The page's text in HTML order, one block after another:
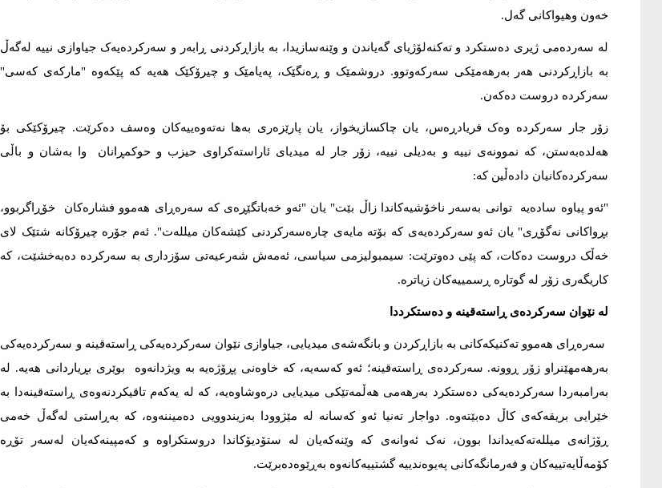
خەون وهیواکانی گەل.
لە سەردەمی ژیری دەستکرد و تەکنەلۆژیای گەیاندن و وێنەسازیدا، بە بازاڕکردنی ڕابەر و سەرکردەیەک جیاوازی نییە لەگەڵ
بە بازاڕکردنی هەر بەرهەمێکی سەرکەوتوو. دروشمێک و ڕەنگێک، پەیامێک و چیرۆکێک هەیە کە پێکەوە "مارکەی کەسی"
سەرکردە دروست دەکەن.
زۆر جار سەرکردە وەک فریادڕەس، یان چاکسازیخواز، یان پارێزەری بەها نەتەوەییەکان وەسف دەکرێت. چیرۆکێکی بۆ
هەلدەبەستن، کە نموونەی نییە و بەدیلی نییە، زۆر جار لە میدیای ئاراستەکراوی حیزب و حوکمڕانان وا بەشان و باڵی
سەرکردەکانیان دادەڵین کە:
"ئەو پیاوە سادەیە توانی بەسەر ناخۆشیەکاندا زاڵ بێت" یان "ئەو خەباتگێڕەی کە سەرەڕای هەموو فشارەکان خۆڕاگربوو،
بڕواکانی نەگۆڕی" یان ئەو سەرکردەیەی کە بۆتە مایەی چارەسەرکردنی کێشەکان میللەت". ئەم جۆرە چیرۆکانە شتێک لای
خەڵک دروست دەکات، کە پێی دەوترێت: سیمبولیزمی سیاسی، ئەمەش شەرعیەتی سۆزداری بە سەرکردە دەبەخشێت، کە
کاریگەری زۆر لە گوتارە ڕسمییەکان زیاترە.
لە نێوان سەرکردەی ڕاستەقینە و دەستکرددا
سەرەڕای هەموو تەکنیکەکانی بە بازاڕکردن و بانگەشەی میدیایی، جیاوازی نێوان سەرکردەیەکی ڕاستەقینە و سەرکردەیەکی
بەرهەمهێنراو زۆر ڕوونە. سەرکردەی ڕاستەقینە؛ ئەو کەسەیە، کە خاوەنی پڕۆژەیە بە ویژدانەوە بوێری بڕیاردانی هەیە. لە
بەرامبەردا سەرکردەیەکی دەستکرد بەرهەمی هەڵمەتێکی میدیایی درەوشاوەیە، کە لە یەکەم تاقیکردنەوەی ڕاستەقینەدا بە
خێرایی بریقەکەی کاڵ دەبێتەوە. دواجار تەنیا ئەو کەسانە لە مێژوودا بەزیندوویی دەمیننەوە، کە بەڕاستی لەگەڵ خەمی
ڕۆژانەی میللەتەکەیداندا بوون، نەک ئەوانەی کە وێنەکەیان لە ستۆدیۆکاندا دروستکراوە و کەمپینەکەیان لەسەر تۆڕە
کۆمەڵایەتییەکان و فەرمانگەکانی پەیوەندییە گشتییەکانەوە بەڕێوەدەبرێت.